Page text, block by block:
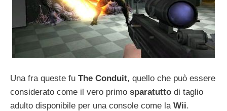
Una fra queste fu The Conduit, quello che può essere
considerato come il vero primo sparatutto di taglio
adulto disponibile per una console come la Wii.